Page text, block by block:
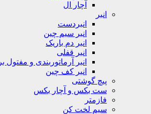
آچار ال
انبر
انبردست
انبر سیم چین
انبر دم باریک
انبر قفلی
انبر آرماتوربندی و مفتول بر
انبر کف چین
پیچ گوشتی
ست بکس و آچار بکس
فازمتر
سیم لخت کن